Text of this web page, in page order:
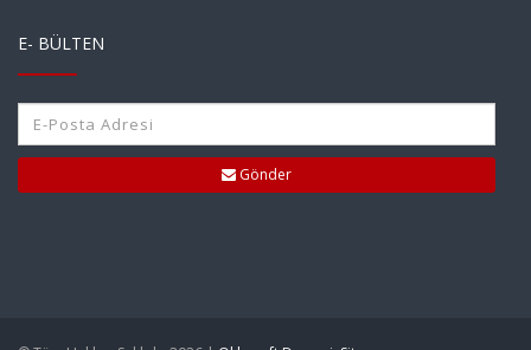
E- BÜLTEN
Gönder